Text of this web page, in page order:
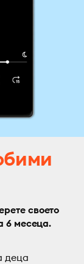
своето
6 месеца.
деца